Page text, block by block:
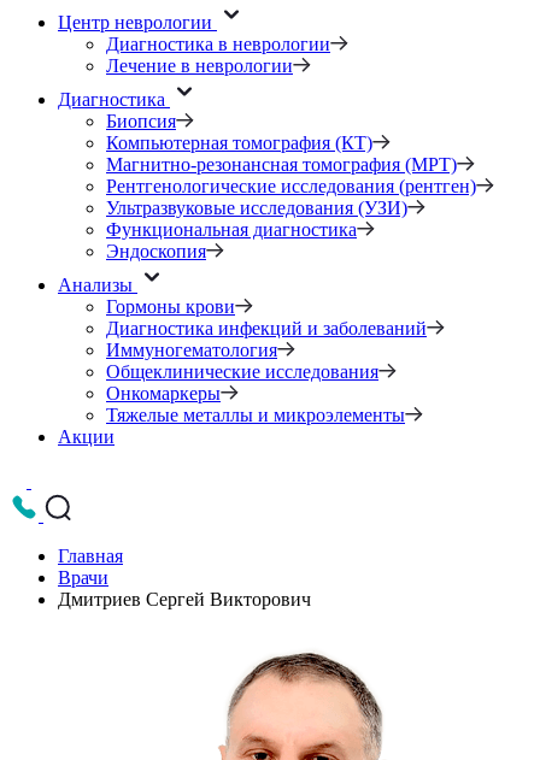
Центр неврологии
Диагностика в неврологии
Лечение в неврологии
Диагностика
Биопсия
Компьютерная томография (КТ)
Магнитно-резонансная томография (МРТ)
Рентгенологические исследования (рентген)
Ультразвуковые исследования (УЗИ)
Функциональная диагностика
Эндоскопия
Анализы
Гормоны крови
Диагностика инфекций и заболеваний
Иммуногематология
Общеклинические исследования
Онкомаркеры
Тяжелые металлы и микроэлементы
Акции
Главная
Врачи
Дмитриев Сергей Викторович